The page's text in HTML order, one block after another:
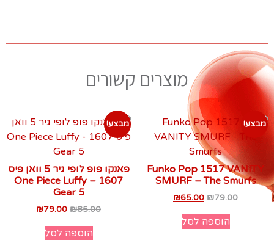
מוצרים קשורים
מבצע!
Funko Pop 1517 VANITY
SMURF – The Smurfs
₪79.00
₪65.00
הוספה לסל
מבצע!
פאנקו פופ לופי גיר 5 וואן פיס
1607 – One Piece Luffy
Gear 5
₪85.00
₪79.00
הוספה לסל